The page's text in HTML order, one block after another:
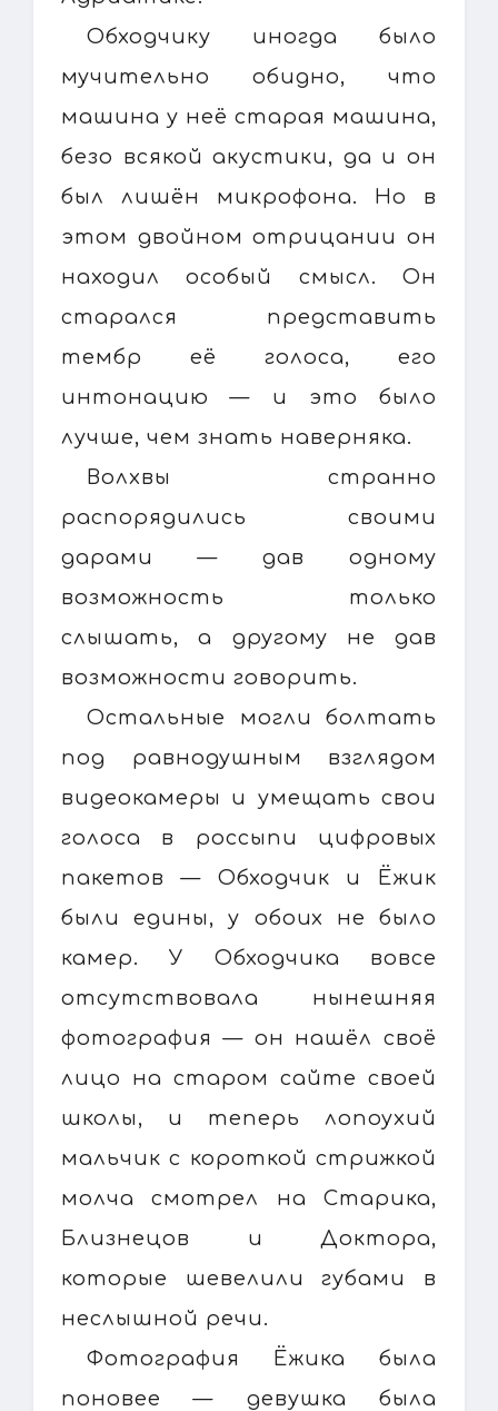
Обходчику иногда было
мучительно обидно, что
машина у неё старая машина,
безо всякой акустики, да и он
был лишён микрофона. Но в
этом двойном отрицании он
находил особый смысл. Он
старался представить
тембр её голоса, его
интонацию — и это было
лучше, чем знать наверняка.
Волхвы странно
распорядились своими
дарами — дав одному
возможность только
слышать, а другому не дав
возможности говорить.
Остальные могли болтать
под равнодушным взглядом
видеокамеры и умещать свои
голоса в россыпи цифровых
пакетов — Обходчик и Ёжик
были едины, у обоих не было
камер. У Обходчика вовсе
отсутствовала нынешняя
фотография — он нашёл своё
лицо на старом сайте своей
школы, и теперь лопоухий
мальчик с короткой стрижкой
молча смотрел на Старика,
Близнецов и Доктора,
которые шевелили губами в
неслышной речи.
Фотография Ёжика была
поновее — девушка была